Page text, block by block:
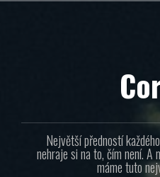
Největší předností
nehraje si na to, čím není. A
máme tuto